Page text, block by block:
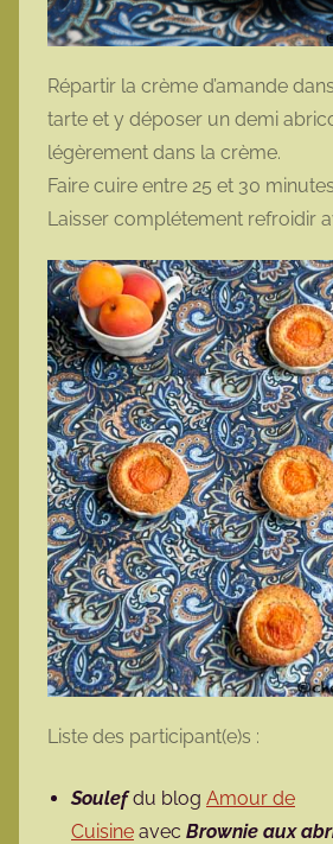
Répartir la crème d’amande
tarte et y déposer un demi
légèrement dans la crème.
Faire cuire entre 25 et 30
Laisser complétement refroidir
Liste des participant(e)s :
Soulefdu blog Amour de
Cuisine avec Brownie aux